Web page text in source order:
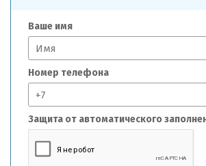
Ваше имя
Номер телефона
Защита от автоматического